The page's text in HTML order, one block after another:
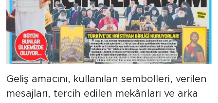
Geliş amacını, kullanılan sembolleri, verilen
mesajları, tercih edilen mekânları ve arka